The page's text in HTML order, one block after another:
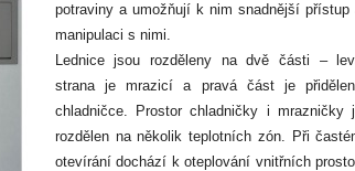
potraviny a umožňují k nim snadnější přístup
manipulaci s nimi.
Lednice jsou rozděleny na dvě části –
strana je mrazicí a pravá část je
chladničce. Prostor chladničky i mrazničky
rozdělen na několik teplotních zón. Při
otevírání dochází k oteplování vnitřních